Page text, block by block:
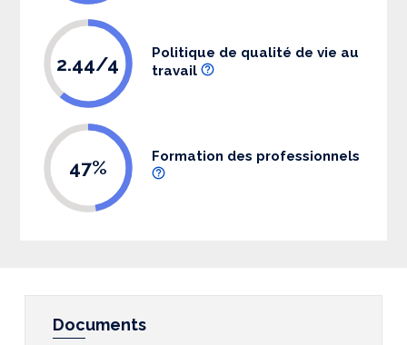
2.44/4
Politique de qualité de vie au
travail
47% Formation des professionnels
Documents